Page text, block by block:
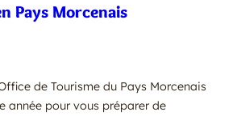
Pays Morcenais
de Tourisme du Pays Morcenais
année pour vous préparer de